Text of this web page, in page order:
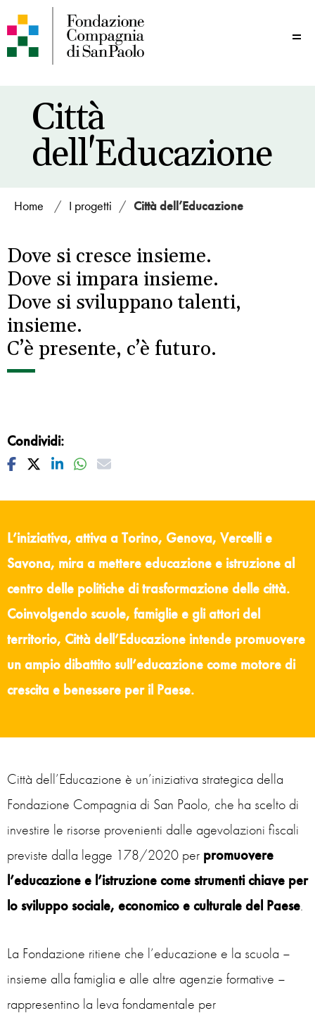
Città
dell'Educazione
Home / I progetti / Città dell’Educazione
Dove si cresce insieme.
Dove si impara insieme.
Dove si sviluppano talenti,
insieme.
C’è presente, c’è futuro.
Condividi:
Facebook
TwitterLinkedinWhatsapp
Mail
L’iniziativa, attiva a Torino, Genova, Vercelli e
Savona, mira a mettere educazione e istruzione al
centro delle politiche di trasformazione delle città.
Coinvolgendo scuole, famiglie e gli attori del
territorio, Città dell’Educazione intende promuovere
un ampio dibattito sull’educazione come motore di
crescita e benessere per il Paese.
Città dell’Educazione è un’iniziativa strategica della
Fondazione Compagnia di San Paolo, che ha scelto di
investire le risorse provenienti dalle agevolazioni fiscali
previste dalla legge 178/2020 per promuovere
l’educazione e l’istruzione come strumenti chiave per
lo sviluppo sociale, economico eculturale del Paese.
La Fondazione ritiene che l’educazione e la scuola –
insieme alla famiglia e alle altre agenzie formative –
rappresentino la leva fondamentale per